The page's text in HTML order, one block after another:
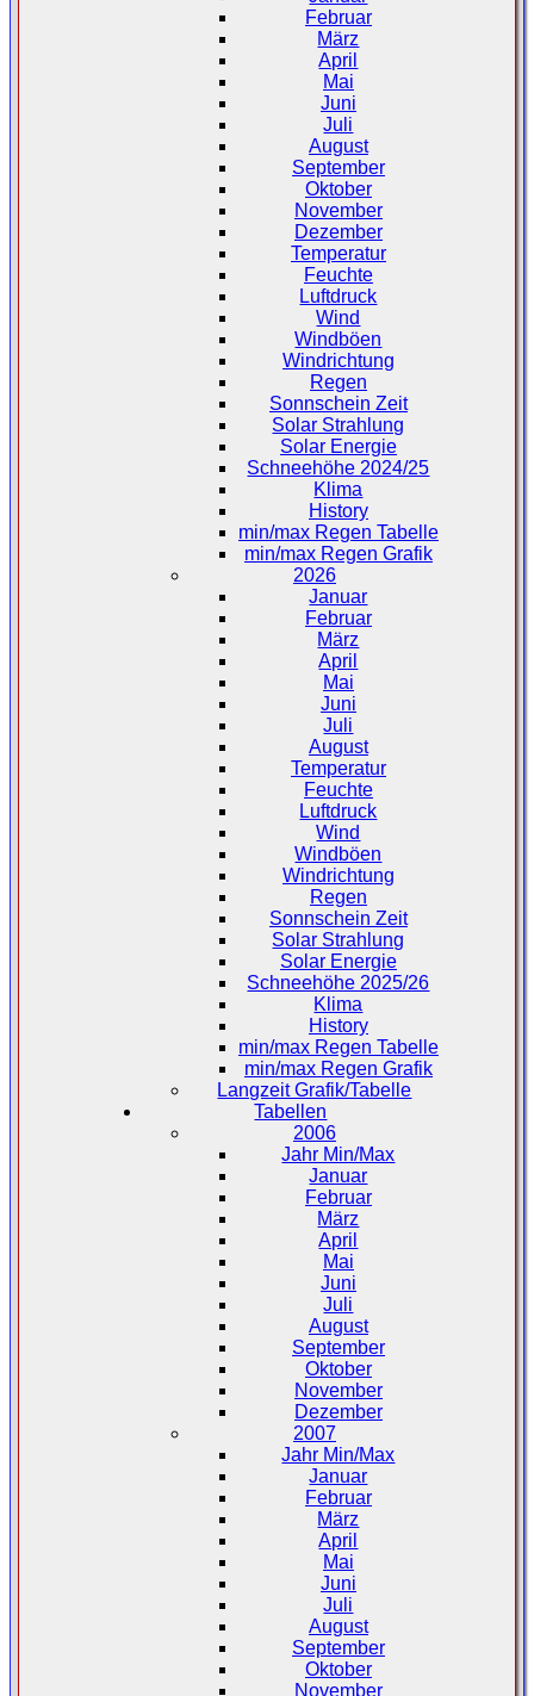
Februar
März
April
Mai
Juni
Juli
August
September
Oktober
November
Dezember
Temperatur
Feuchte
Luftdruck
Wind
Windböen
Windrichtung
Regen
Sonnschein Zeit
Solar Strahlung
Solar Energie
Schneehöhe 2024/25
Klima
History
min/max Regen Tabelle
min/max Regen Grafik
2026
Januar
Februar
März
April
Mai
Juni
Juli
August
Temperatur
Feuchte
Luftdruck
Wind
Windböen
Windrichtung
Regen
Sonnschein Zeit
Solar Strahlung
Solar Energie
Schneehöhe 2025/26
Klima
History
min/max Regen Tabelle
min/max Regen Grafik
Langzeit Grafik/Tabelle
Tabellen
2006
Jahr Min/Max
Januar
Februar
März
April
Mai
Juni
Juli
August
September
Oktober
November
Dezember
2007
Jahr Min/Max
Januar
Februar
März
April
Mai
Juni
Juli
August
September
Oktober
November